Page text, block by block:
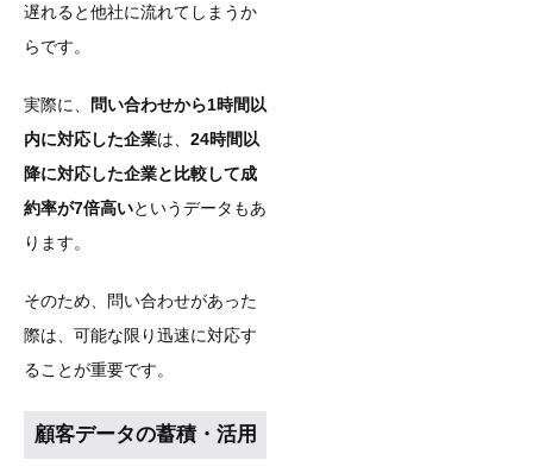
遅れると他社に流れてしまうか
らです。
実際に、
問い合わせから1時間以
内に対応した企業は、 24時間以
降に対応した企業と比較して成
約率が7倍高いというデータもあ
ります。
そのため、問い合わせがあった
際は、可能な限り迅速に対応す
ることが重要です。
顧客データの蓄積・活用